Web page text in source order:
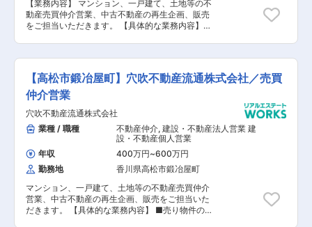
【業務内容】 マンション、一戸建て、土地等の不
動産売買仲介営業、中古不動産の再生企画、販売
をご担当いただきます。 【具体的な業務内容】
て、土地等）の売却を希望する顧客（売り主）と
はチラシからの反響や紹介などを通じて出会いま
す。 ■希望のヒアリング、物件の査定…売り主の
もとへ訪問し、物件を査定します。また、顧客の
希望（いつまでに売りたいかなど）を聞きます。
■購入希望者のリストアップ…顧客の納得いく査
定価格を提出した後、過去に購入の問い合わせを
受けた方などの顧客リストの中から今回の物件に
マッチする方への連絡や広告を打つなど、物件の
購入希望者を探します。 ■売買成立…購入希望者
が決定すると、売買成立です。購入者の要望に応
じ、ローン契約に関する相談にも乗ります。 ※自
家用車を利用し営業活動を実施いただきます（社
用車として登録しガソリン代支給） 【担当者コメ
ント】 同社は、穴吹興産株式会社のグループ会社
【高松市鍛冶屋町】穴吹不動産流通株式会社／売買
仲介営業
穴吹不動産流通株式会社
業種 / 職種
不動産仲介, 建設・不動産法人営業 建
設・不動産個人営業
年収
400万円~600万円
勤務地
香川県高松市鍛冶屋町
マンション、一戸建て、土地等の不動産売買仲介
営業、中古不動産の再生企画、販売をご担当いた
だきます。 【具体的な業務内容】 ■売り物件の